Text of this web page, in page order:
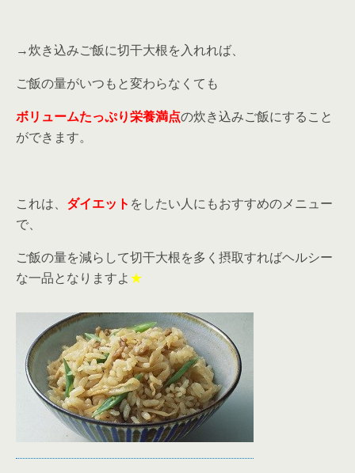
→炊き込みご飯に切干大根を入れれば、
ご飯の量がいつもと変わらなくても
ボリュームたっぷり栄養満点の炊き込みご飯にすること
ができます。
これは、 ダイエット をしたい人にもおすすめのメニュー
で、
ご飯の量を減らして切干大根を多く摂取すればヘルシー
な一品となりますよ★